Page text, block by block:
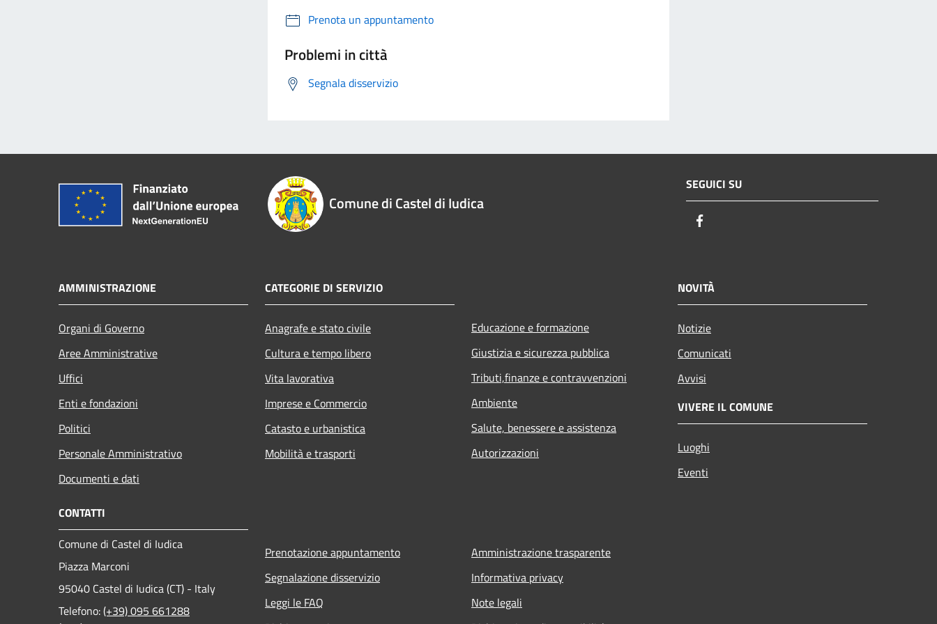
Prenota un appuntamento
Problemi in città
Segnala disservizio
Comune di Castel di Iudica
SEGUICI SU
AMMINISTRAZIONE
Organi di Governo
Aree Amministrative
Uffici
Enti e fondazioni
Politici
Personale Amministrativo
Documenti e dati
CATEGORIE DI SERVIZIO
Anagrafe e stato civile
Cultura e tempo libero
Vita lavorativa
Imprese e Commercio
Catasto e urbanistica
Mobilità e trasporti
Educazione e formazione
Giustizia e sicurezza pubblica
Tributi,finanze e contravvenzioni
Ambiente
Salute, benessere e assistenza
Autorizzazioni
NOVITÀ
Notizie
Comunicati
Avvisi
VIVERE IL COMUNE
Luoghi
Eventi
CONTATTI
Comune di Castel di Iudica
Piazza Marconi
95040 Castel di Iudica (CT) - Italy
Telefono:(+39) 095 661288
Prenotazione appuntamento
Segnalazione disservizio
Leggi le FAQ
Amministrazione trasparente
Informativa privacy
Note legali